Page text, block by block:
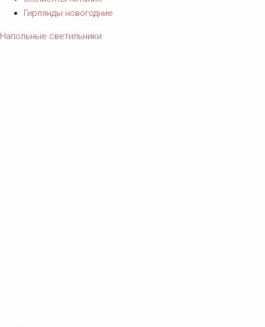
Гирлянды новогодние
Напольные светильники